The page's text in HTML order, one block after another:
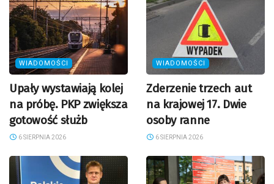
WIADOMOŚCI
Upały wystawiają kolej
na próbę. PKP zwiększa
gotowość służb
6 SIERPNIA 2026
WIADOMOŚCI
Zderzenie trzech aut
na krajowej 17. Dwie
osoby ranne
6 SIERPNIA 2026